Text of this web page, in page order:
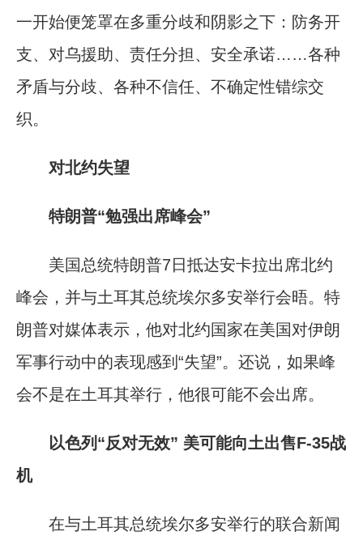
一开始便笼罩在多重分歧和阴影之下：防务开
支、对乌援助、责任分担、安全承诺……各种
矛盾与分歧、各种不信任、不确定性错综交
织。
对北约失望
特朗普“勉强出席峰会”
美国总统特朗普7日抵达安卡拉出席北约
峰会，并与土耳其总统埃尔多安举行会晤。特
朗普对媒体表示，他对北约国家在美国对伊朗
军事行动中的表现感到“失望”。还说，如果峰
会不是在土耳其举行，他很可能不会出席。
以色列“反对无效” 美可能向土出售F-35战
机
在与土耳其总统埃尔多安举行的联合新闻